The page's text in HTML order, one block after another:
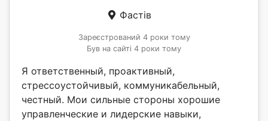
Фастів
Зареєстрований 4 роки тому
Був на сайті 4 роки тому
Я ответственный, проактивный,
стрессоустойчивый, коммуникабельный,
честный. Мои сильные стороны хорошие
управленческие и лидерские навыки,